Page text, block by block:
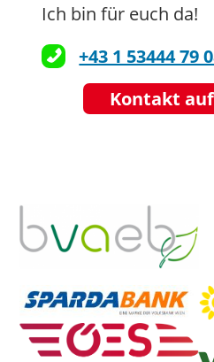
Ich bin für euch da!
+43 1 53444 79
Kontakt